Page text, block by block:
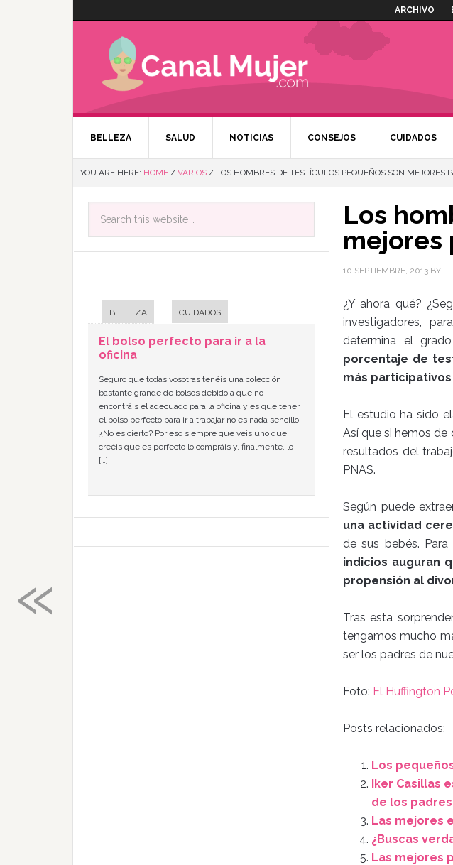
ARCHIVO
BELLEZA SALUD NOTICIAS CONSEJOS CUIDADOS
YOU ARE HERE: HOME / VARIOS / LOS HOMBRES DE TESTÍCULOS PEQUEÑOS SON MEJORES
Los
mejores
10 SEPTIEMBRE, 2013 BY
¿Y ahora qué?
investigadores,
determina el
porcentaje de
más
El estudio ha sido
Así que si hemos de
resultados del
PNAS.
Según puede
una actividad
de sus bebés.
indicios auguran
propensión al
Tras esta
tengamos mucho
ser los padres de
Foto: El Huffington
Posts relacionados:
Los
Iker Casillas
de los padres
Las mejores
¿Buscas
Las mejores
BELLEZA CUIDADOS
El bolso perfecto para ir a la
oficina
Seguro que todas vosotras tenéis una colección
bastante grande de bolsos debido a que no
encontráis el adecuado para la oficina y es que tener
el bolso perfecto para ir a trabajar no es nada sencillo,
¿No es cierto? Por eso siempre que veis uno que
creéis que es perfecto lo compráis y, finalmente, lo
[…]
«